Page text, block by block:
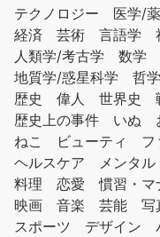
テクノロジー
医学/
経済
芸術 言語学
人類学/考古学
数学
地質学/惑星科学
哲学
歴史
偉人 世界史
歴史上の事件
いぬ
ねこ
ビューティ フ
ヘルスケア
メンタル
料理
恋愛 慣習・マ
映画
音楽 芸能 写
スポーツ
デザイン